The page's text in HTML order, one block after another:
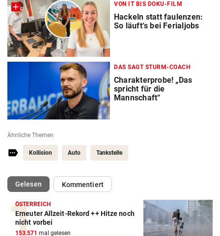
VON IT BIS DOKU-FILM
Hackeln statt faulenzen:
So läuft‘s bei Ferialjobs
DAS SAGT STURM-COACH
Charakterprobe! „Das
spricht für die
Mannschaft“
Ähnliche Themen
Kollision Auto Tankstelle
Gelesen(ausgewählt)Kommentiert
ÖSTERREICH
Erneuter Allzeit-Rekord ++ Hitze noch
nicht vorbei
153.571 mal gelesen